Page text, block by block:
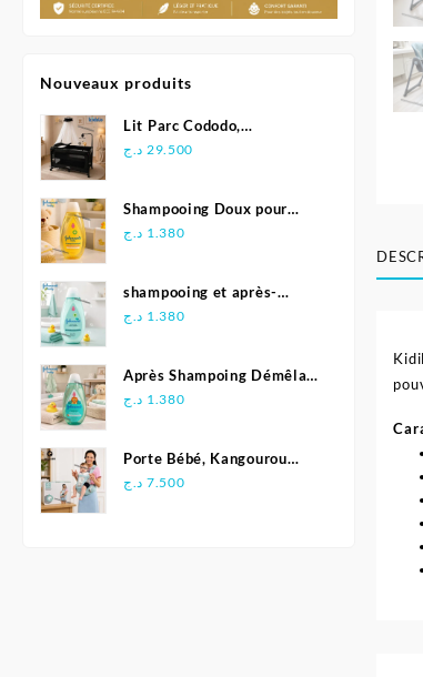
Nouveaux produits
Lit Parc Cododo,
Multifonction - Kidilo
29.500 د.ج
Shampooing Doux pour
Bébé 500 ml - Johnson's
1.380 د.ج
shampooing et après-
shampoing 2en1 Soft &
1.380 د.ج
Après Shampoing Démêlant
pour bébé - Johnson'S Baby
1.380 د.ج
Porte Bébé, Kangourou
Multifonctionnel
7.500 د.ج